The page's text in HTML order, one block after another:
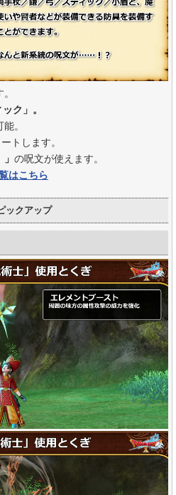
ク」。
。
トします。
の呪文が使えます。
はこちら
ックアップ